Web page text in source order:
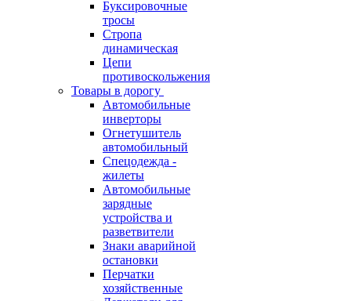
Буксировочные
тросы
Стропа
динамическая
Цепи
противоскольжения
Товары в дорогу
Автомобильные
инверторы
Огнетушитель
автомобильный
Спецодежда -
жилеты
Автомобильные
зарядные
устройства и
разветвители
Знаки аварийной
остановки
Перчатки
хозяйственные